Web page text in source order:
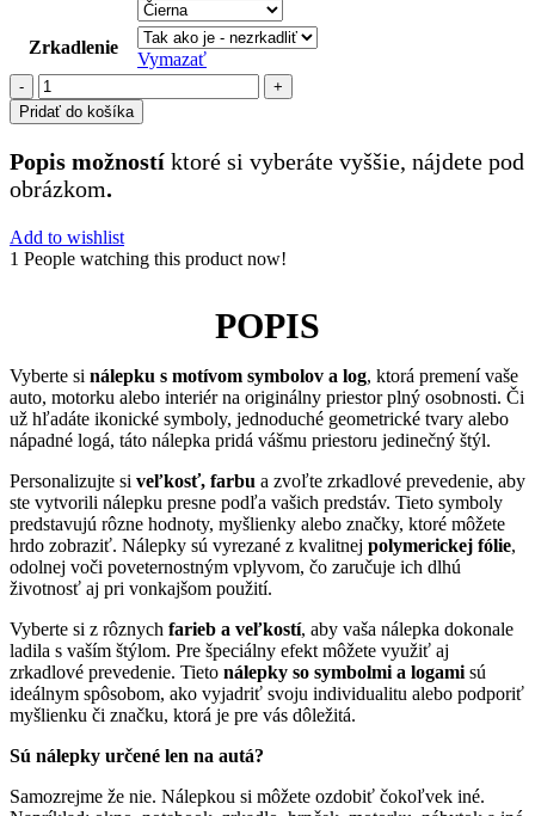
Zrkadlenie
Vymazať
množstvo
symboly
(100)
Pridať do košíka
Popis možností ktoré si vyberáte vyššie, nájdete pod
obrázkom.
Add to wishlist
1 People watching this product now!
POPIS
Vyberte si nálepku s motívom symbolov a log, ktorá premení vaše
auto, motorku alebo interiér na originálny priestor plný osobnosti. Či
už hľadáte ikonické symboly, jednoduché geometrické tvary alebo
nápadné logá, táto nálepka pridá vášmu priestoru jedinečný štýl.
Personalizujte si veľkosť, farbu a zvoľte zrkadlové prevedenie, aby
ste vytvorili nálepku presne podľa vašich predstáv. Tieto symboly
predstavujú rôzne hodnoty, myšlienky alebo značky, ktoré môžete
hrdo zobraziť. Nálepky sú vyrezané z kvalitnej polymerickej fólie,
odolnej voči poveternostným vplyvom, čo zaručuje ich dlhú
životnosť aj pri vonkajšom použití.
Vyberte si z rôznych farieb a veľkostí, aby vaša nálepka dokonale
ladila s vaším štýlom. Pre špeciálny efekt môžete využiť aj
zrkadlové prevedenie. Tieto nálepky so symbolmi a logamisú
ideálnym spôsobom, ako vyjadriť svoju individualitu alebo podporiť
myšlienku či značku, ktorá je pre vás dôležitá.
Sú nálepky určené len na autá?
Samozrejme že nie. Nálepkou si môžete ozdobiť čokoľvek iné.